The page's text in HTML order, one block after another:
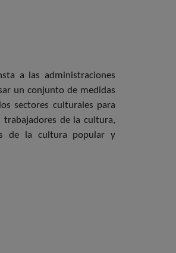
a las administraciones
un conjunto de medidas
sectores culturales para
de la cultura,
de la cultura popular y